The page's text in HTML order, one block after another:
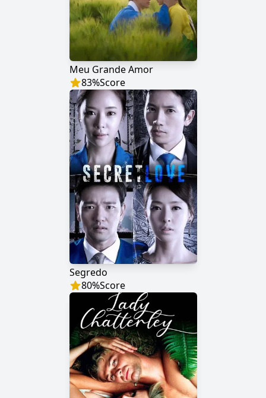
Meu Grande Amor
83%Score
Segredo
80%Score